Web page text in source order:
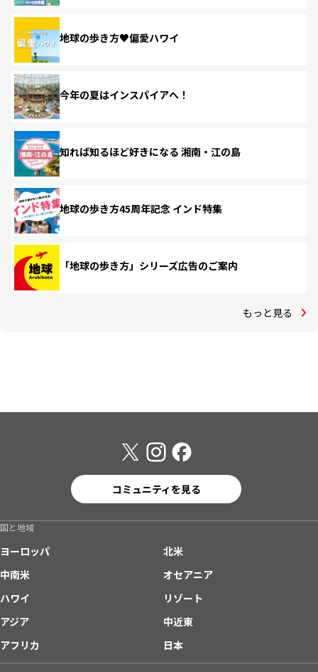
地球の歩き方♥偏愛ハワイ
今年の夏はインスパイアへ！
知れば知るほど好きになる 湘南・江の島
地球の歩き方45周年記念 インド特集
「地球の歩き方」シリーズ広告のご案内
もっと見る
コミュニティを見る
国と地域
ヨーロッパ
北米
中南米
オセアニア
ハワイ
リゾート
アジア
中近東
アフリカ
日本